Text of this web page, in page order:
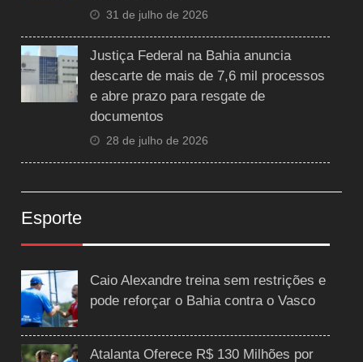
31 de julho de 2026
Justiça Federal na Bahia anuncia
descarte de mais de 7,6 mil processos
e abre prazo para resgate de
documentos
28 de julho de 2026
Esporte
Caio Alexandre treina sem restrições e
pode reforçar o Bahia contra o Vasco
Atalanta Oferece R$ 130 Milhões por